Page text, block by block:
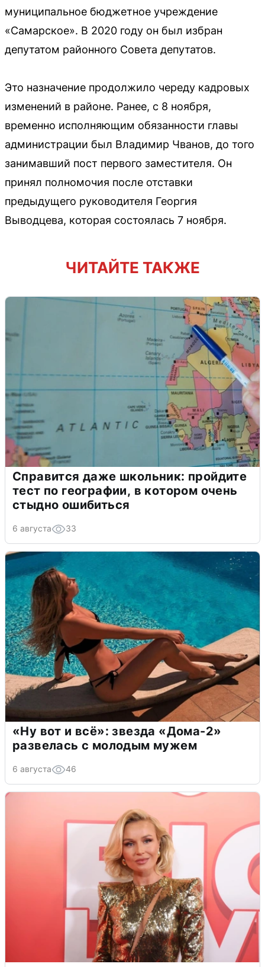
муниципальное бюджетное учреждение
«Самарское». В 2020 году он был избран
депутатом районного Совета депутатов.
Это назначение продолжило череду кадровых
изменений в районе. Ранее, с 8 ноября,
временно исполняющим обязанности главы
администрации был Владимир Чванов, до того
занимавший пост первого заместителя. Он
принял полномочия после отставки
предыдущего руководителя Георгия
Выводцева, которая состоялась 7 ноября.
ЧИТАЙТЕ ТАКЖЕ
Справится даже школьник: пройдите
тест по географии, в котором очень
стыдно ошибиться
6 августа 33
«Ну вот и всё»: звезда «Дома-2»
развелась с молодым мужем
6 августа 46